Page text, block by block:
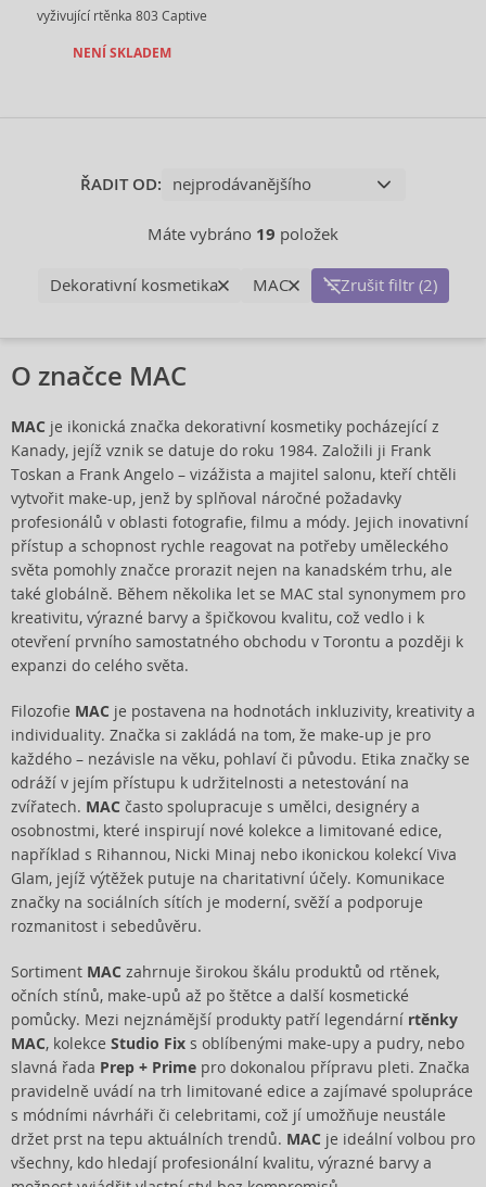
vyživující rtěnka 803 Captive
NENÍ SKLADEM
ŘADIT OD:
Máte vybráno 19 položek
Dekorativní kosmetika MAC Zrušit filtr (2)
O značce MAC
MAC je ikonická značka dekorativní kosmetiky pocházející z
Kanady, jejíž vznik se datuje do roku 1984. Založili ji Frank
Toskan a Frank Angelo – vizážista a majitel salonu, kteří chtěli
vytvořit make-up, jenž by splňoval náročné požadavky
profesionálů v oblasti fotografie, filmu a módy. Jejich inovativní
přístup a schopnost rychle reagovat na potřeby uměleckého
světa pomohly značce prorazit nejen na kanadském trhu, ale
také globálně. Během několika let se MAC stal synonymem pro
kreativitu, výrazné barvy a špičkovou kvalitu, což vedlo i k
otevření prvního samostatného obchodu v Torontu a později k
expanzi do celého světa.
Filozofie MAC je postavena na hodnotách inkluzivity, kreativity a
individuality. Značka si zakládá na tom, že make-up je pro
každého – nezávisle na věku, pohlaví či původu. Etika značky se
odráží v jejím přístupu k udržitelnosti a netestování na
zvířatech. MAC často spolupracuje s umělci, designéry a
osobnostmi, které inspirují nové kolekce a limitované edice,
například s Rihannou, Nicki Minaj nebo ikonickou kolekcí Viva
Glam, jejíž výtěžek putuje na charitativní účely. Komunikace
značky na sociálních sítích je moderní, svěží a podporuje
rozmanitost i sebedůvěru.
Sortiment MAC zahrnuje širokou škálu produktů od rtěnek,
očních stínů, make-upů až po štětce a další kosmetické
pomůcky. Mezi nejznámější produkty patří legendární rtěnky
MAC, kolekce Studio Fix s oblíbenými make-upy a pudry, nebo
slavná řada Prep + Prime pro dokonalou přípravu pleti. Značka
pravidelně uvádí na trh limitované edice a zajímavé spolupráce
s módními návrháři či celebritami, což jí umožňuje neustále
držet prst na tepu aktuálních trendů. MAC je ideální volbou pro
všechny, kdo hledají profesionální kvalitu, výrazné barvy a